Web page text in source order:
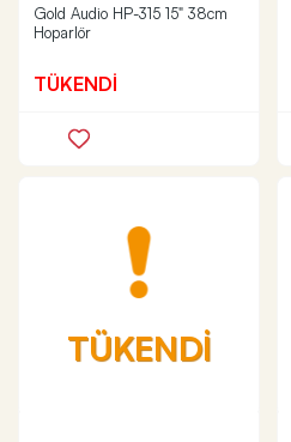
Gold Audio HP-315 15" 38cm
Hoparlör
TÜKENDİ
TÜKENDİ